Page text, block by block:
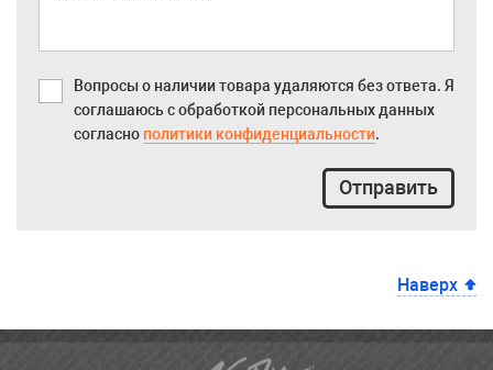
Вопросы о наличии товара удаляются без ответа. Я
соглашаюсь с обработкой персональных данных
согласно политики конфиденциальности.
Отправить
Наверх